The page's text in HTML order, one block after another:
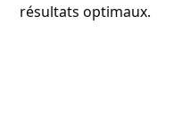
résultats optimaux.